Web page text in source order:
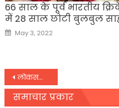
66 साल के पूर्व भारतीय
में 28 साल छोटी बुलबुल
Posted
on
May 3, 2022
Post
navigation
लोकसभा स्पीकर से मिले राहुल गांधी, BJP के आरोपों पर प्रेस कॉन्फ्रेंस कर देंगे जवाब
समाचार प्रकार